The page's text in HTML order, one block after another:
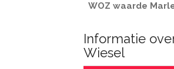
WOZ waarde
Informatie
Wiesel